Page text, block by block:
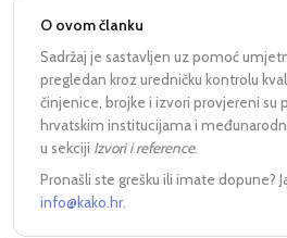
O ovom članku
Sadržaj je sastavljen uz pomoć
pregledan kroz uredničku kontrolu
činjenice, brojke i izvori provjereni su
hrvatskim institucijama i
u sekciji Izvori i reference.
Pronašli ste grešku ili imate dopune?
info@kako.hr